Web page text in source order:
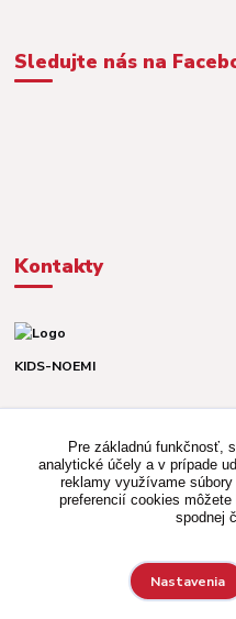
Sledujte nás na
Kontakty
KIDS-NOEMI
(Po-Pia, 8-16 hod.)
kidsnoemi.shop@gmail.com
Pre základnú funkčnosť,
analytické účely a v prípade
reklamy využívame
preferencií cookies
spodnej
Nastavenia